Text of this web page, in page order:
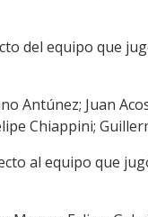
del equipo que
Antúnez; Juan
Chiappini;
al equipo que